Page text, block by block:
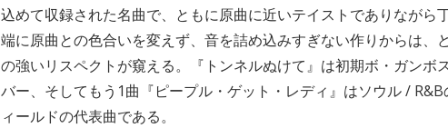
込めて収録された名曲で、ともに原曲に近いテイストでありながら
端に原曲との色合いを変えず、音を詰め込みすぎない作りからは、
の強いリスペクトが窺える。『トンネルぬけて』は初期ボ・ガンボ
バー、そしてもう1曲『ピープル・ゲット・レディ』はソウル /
ィールドの代表曲である。